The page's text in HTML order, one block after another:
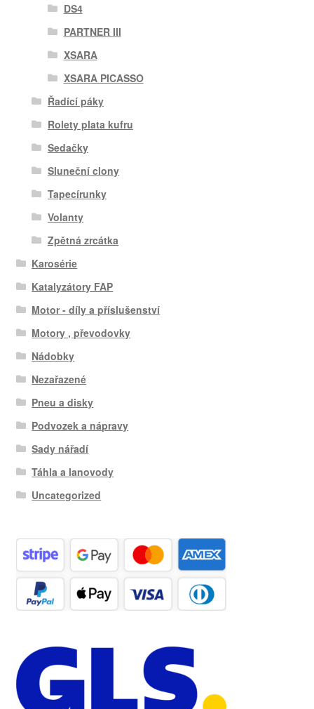
DS4
PARTNER III
XSARA
XSARA PICASSO
Řadící páky
Rolety plata kufru
Sedačky
Sluneční clony
Tapecírunky
Volanty
Zpětná zrcátka
Karosérie
Katalyzátory FAP
Motor - díly a příslušenství
Motory , převodovky
Nádobky
Nezařazené
Pneu a disky
Podvozek a nápravy
Sady nářadí
Táhla a lanovody
Uncategorized